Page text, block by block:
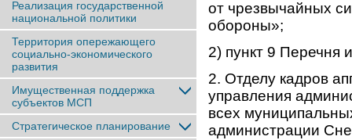
Реализация государственной
национальной политики
Территория опережающего
социально-экономического
развития
Имущественная поддержка
субъектов МСП
Стратегическое планирование
от чрезвычайных
обороны»;
2) пункт 9 Перечня
2. Отделу кадров
управления
всех
администрации